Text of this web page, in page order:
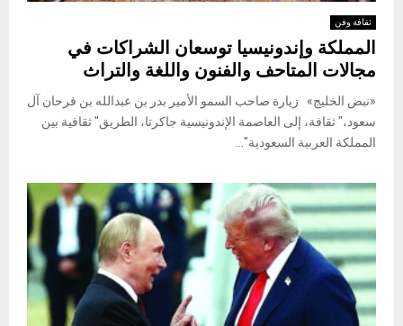
ثقافة وفن
المملكة وإندونيسيا توسعان الشراكات في
مجالات المتاحف والفنون واللغة والتراث
«نبض الخليج» زيارة صاحب السمو الأمير بدر بن عبدالله بن فرحان آل
سعود،" ثقافة، إلى العاصمة الإندونيسية جاكرتا، الطريق" ثقافية بين
المملكة العربية السعودية"...